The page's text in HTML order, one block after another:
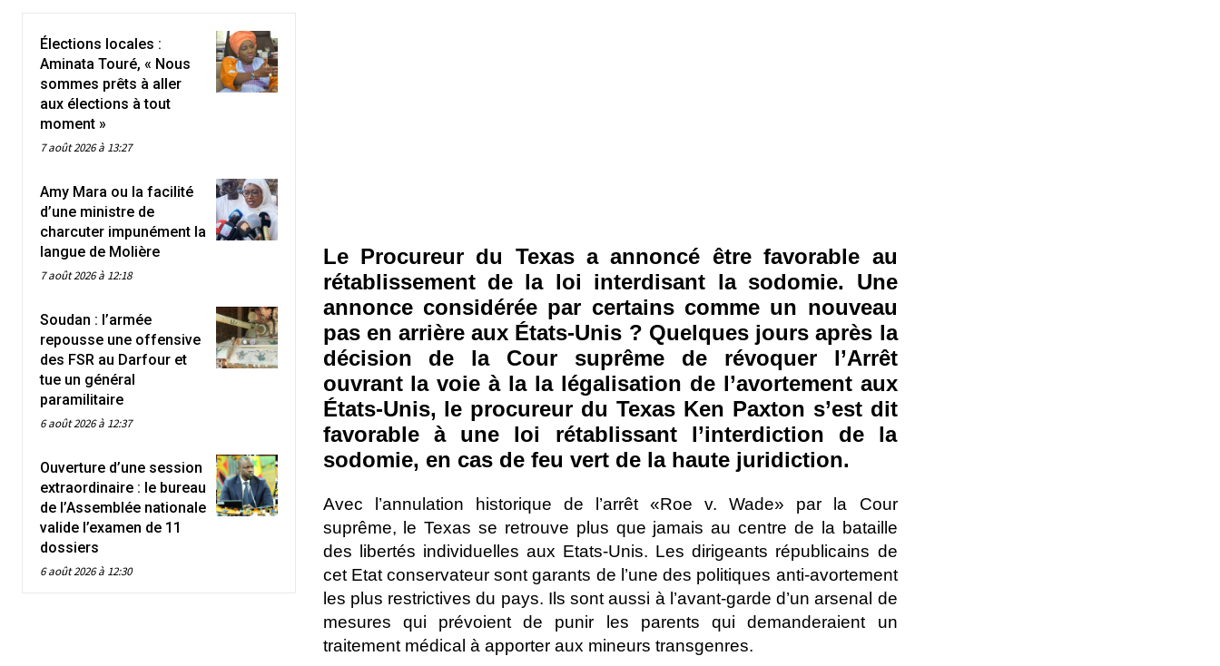
Élections locales :
Aminata Touré, « Nous
sommes prêts à aller
aux élections à tout
moment »
7 août 2026 à 13:27
Amy Mara ou la facilité
d’une ministre de
charcuter impunément la
langue de Molière
7 août 2026 à 12:18
Soudan : l’armée
repousse une offensive
des FSR au Darfour et
tue un général
paramilitaire
6 août 2026 à 12:37
Ouverture d’une session
extraordinaire : le bureau
de l’Assemblée nationale
valide l’examen de 11
dossiers
6 août 2026 à 12:30
Le Procureur du Texas a annoncé être favorable au
rétablissement de la loi interdisant la sodomie. Une
annonce considérée par certains comme un nouveau
pas en arrière aux États-Unis ? Quelques jours après la
décision de la Cour suprême de révoquer l’Arrêt
ouvrant la voie à la la légalisation de l’avortement aux
États-Unis, le procureur du Texas Ken Paxton s’est dit
favorable à une loi rétablissant l’interdiction de la
sodomie, en cas de feu vert de la haute juridiction.
Avec l’annulation historique de l’arrêt «Roe v. Wade» par la Cour
suprême, le Texas se retrouve plus que jamais au centre de la bataille
des libertés individuelles aux Etats-Unis. Les dirigeants républicains de
cet Etat conservateur sont garants de l’une des politiques anti-avortement
les plus restrictives du pays. Ils sont aussi à l’avant-garde d’un arsenal de
mesures qui prévoient de punir les parents qui demanderaient un
traitement médical à apporter aux mineurs transgenres.